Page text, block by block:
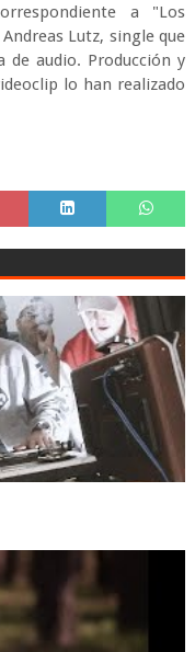
a "Los
Lutz, single que
audio. Producción y
lo han realizado